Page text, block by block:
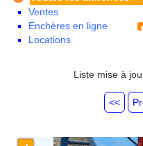
Champagne Ardenne
Corse
Franche Comte - Suisse
Limousin
Ventes
Enchères en ligne
Locations
Liste mise à
<<